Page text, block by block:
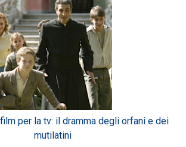
film per la tv: il dramma degli orfani e dei
mutilatini